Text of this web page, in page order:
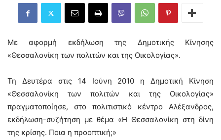
Με αφορμή εκδήλωση της Δημοτικής Κίνησης
«Θεσσαλονίκη των πολιτών και της Οικολογίας».
Τη Δευτέρα στις 14 Ιούνη 2010 η Δημοτική Κίνηση
«Θεσσαλονίκη των πολιτών και της Οικολογίας»
πραγματοποίησε, στο πολιτιστικό κέντρο Αλέξανδρος,
εκδήλωση-συζήτηση με θέμα «Η Θεσσαλονίκη στη δίνη
της κρίσης. Ποια η προοπτική;»